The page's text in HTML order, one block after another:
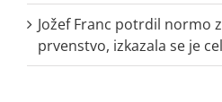
Jožef Franc potrdil normo
prvenstvo, izkazala se je